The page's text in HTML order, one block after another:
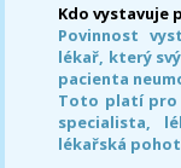
Kdo vystavuje
Povinnost
lékař, který
pacienta
Toto platí pro
specialista,
lékařská